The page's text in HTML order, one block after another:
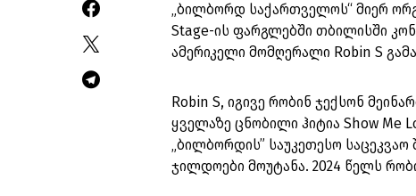
„ბილბორდ საქართველოს“ მიერ
Stage-ის ფარგლებში თბილისში
ამერიკელი მომღერალი Robin S
Robin S, იგივე რობინ ჯექსონ
ყველაზე ცნობილი ჰიტია Show Me
„ბილბორდის” საუკეთესო
ჯილდოები მოუტანა. 2024 წელს